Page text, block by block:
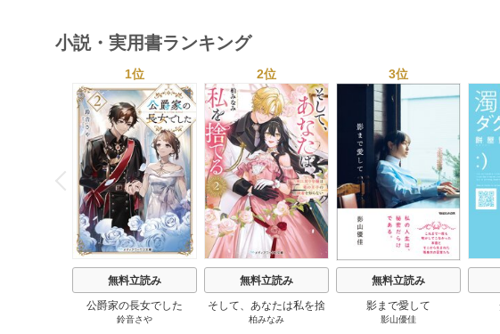
小説・実用書ランキング
P
r
e
v
i
o
u
s
1位
無料立読み
公爵家の長女でした
鈴音さや
2位
無料立読み
そして、あなたは私を捨
てる
柏みなみ
3位
無料立読み
影まで愛して
影山優佳